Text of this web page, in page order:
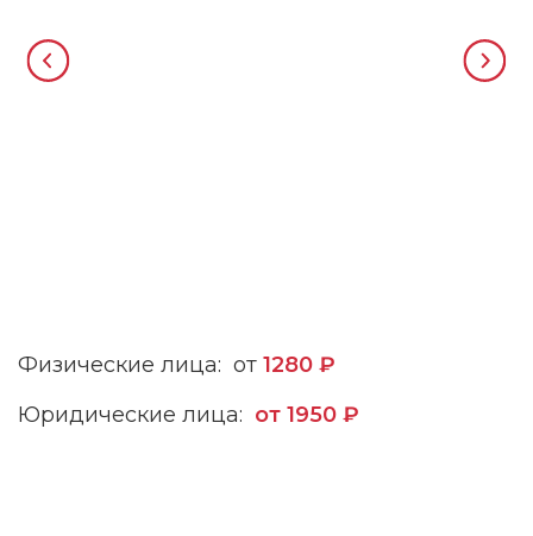
Физические лица: от 1280 ₽
Юридические лица: от 1950 ₽